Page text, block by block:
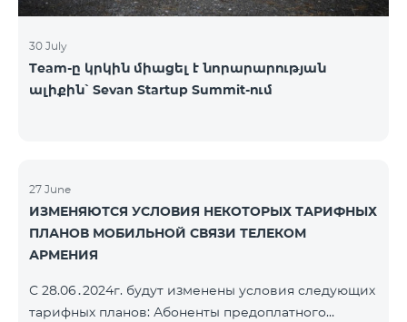
30 July
Team-ը կրկին միացել է նորարարության
ալիքին՝ Sevan Startup Summit-ում
27 June
ИЗМЕНЯЮТСЯ УСЛОВИЯ НЕКОТОРЫХ ТАРИФНЫХ
ПЛАНОВ МОБИЛЬНОЙ СВЯЗИ ТЕЛЕКОМ
АРМЕНИЯ
С 28.06․2024г. будут изменены условия следующих
тарифных планов: Абоненты предоплатного